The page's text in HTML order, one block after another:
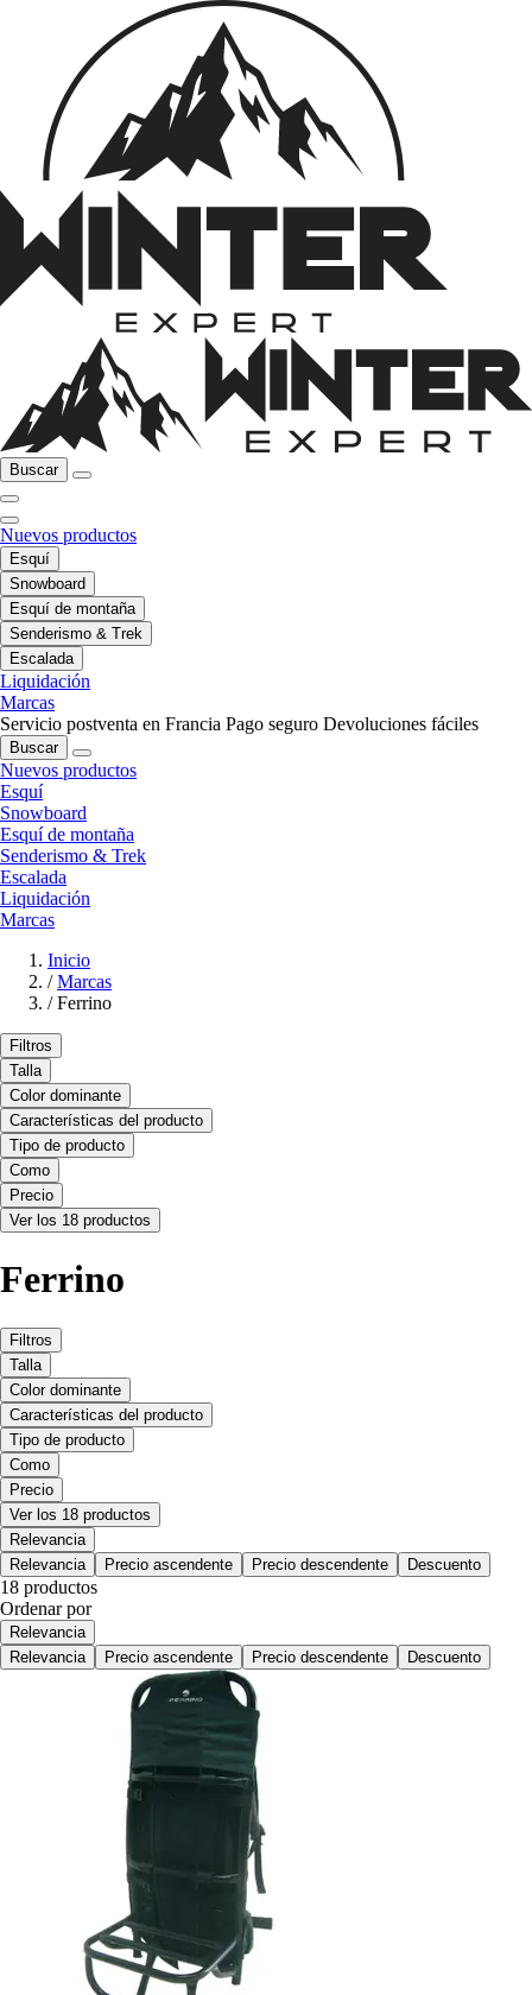
Buscar
Nuevos productos
Esquí
Snowboard
Esquí de montaña
Senderismo & Trek
Escalada
Liquidación
Marcas
Servicio postventa en Francia Pago seguro Devoluciones fáciles
Buscar
Nuevos productos
Esquí
Snowboard
Esquí de montaña
Senderismo & Trek
Escalada
Liquidación
Marcas
Inicio
/ Marcas
/ Ferrino
Filtros
Talla
Color dominante
Características del producto
Tipo de producto
Como
Precio
Ver los 18 productos
Ferrino
Filtros
Talla
Color dominante
Características del producto
Tipo de producto
Como
Precio
Ver los 18 productos
Relevancia
Relevancia
Precio ascendente Precio descendente Descuento
18 productos
Ordenar por
Relevancia
Relevancia
Precio ascendente Precio descendente Descuento